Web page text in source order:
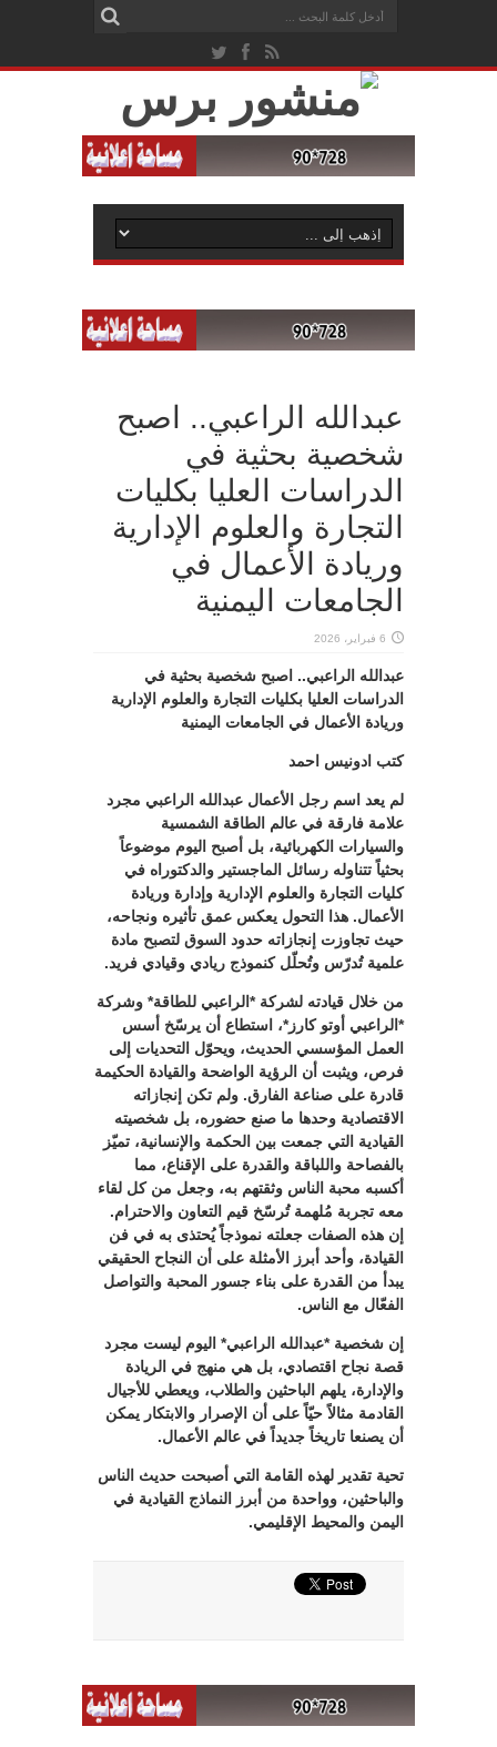
عبدالله الراعبي.. اصبح
شخصية بحثية في
الدراسات العليا بكليات
التجارة والعلوم الإدارية
وريادة الأعمال في
الجامعات اليمنية
6 فبراير، 2026
عبدالله الراعبي.. اصبح شخصية بحثية في
الدراسات العليا بكليات التجارة والعلوم الإدارية
وريادة الأعمال في الجامعات اليمنية
كتب ادونيس احمد
لم يعد اسم رجل الأعمال عبدالله الراعبي مجرد
علامة فارقة في عالم الطاقة الشمسية
والسيارات الكهربائية، بل أصبح اليوم موضوعاً
بحثياً تتناوله رسائل الماجستير والدكتوراه في
كليات التجارة والعلوم الإدارية وإدارة وريادة
الأعمال. هذا التحول يعكس عمق تأثيره ونجاحه،
حيث تجاوزت إنجازاته حدود السوق لتصبح مادة
علمية تُدرّس وتُحلّل كنموذج ريادي وقيادي فريد.
من خلال قيادته لشركة *الراعبي للطاقة* وشركة
*الراعبي أوتو كارز*، استطاع أن يرسّخ أسس
العمل المؤسسي الحديث، ويحوّل التحديات إلى
فرص، ويثبت أن الرؤية الواضحة والقيادة الحكيمة
قادرة على صناعة الفارق. ولم تكن إنجازاته
الاقتصادية وحدها ما صنع حضوره، بل شخصيته
القيادية التي جمعت بين الحكمة والإنسانية، تميّز
بالفصاحة واللباقة والقدرة على الإقناع، مما
أكسبه محبة الناس وثقتهم به، وجعل من كل لقاء
معه تجربة مُلهمة تُرسّخ قيم التعاون والاحترام.
إن هذه الصفات جعلته نموذجاً يُحتذى به في فن
القيادة، وأحد أبرز الأمثلة على أن النجاح الحقيقي
يبدأ من القدرة على بناء جسور المحبة والتواصل
الفعّال مع الناس.
إن شخصية *عبدالله الراعبي* اليوم ليست مجرد
قصة نجاح اقتصادي، بل هي منهج في الريادة
والإدارة، يلهم الباحثين والطلاب، ويعطي للأجيال
القادمة مثالاً حيّاً على أن الإصرار والابتكار يمكن
أن يصنعا تاريخاً جديداً في عالم الأعمال.
تحية تقدير لهذه القامة التي أصبحت حديث الناس
والباحثين، وواحدة من أبرز النماذج القيادية في
اليمن والمحيط الإقليمي.